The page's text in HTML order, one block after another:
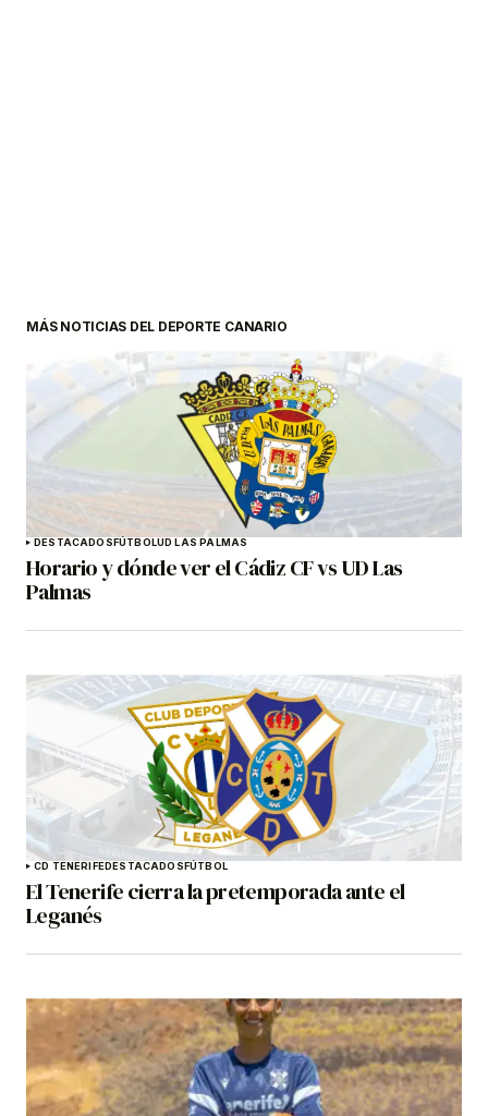
MÁS NOTICIAS DEL DEPORTE CANARIO
DESTACADOSFÚTBOLUD LAS PALMAS
Horario y dónde ver el Cádiz CF vs UD Las
Palmas
CD TENERIFEDESTACADOSFÚTBOL
El Tenerife cierra la pretemporada ante el
Leganés